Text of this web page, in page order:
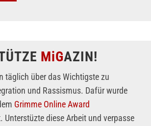
MiGAZIN!
täglich über das Wichtigste zu
und Rassismus. Dafür wurde
Grimme Online Award
Unterstüzte diese Arbeit und verpasse